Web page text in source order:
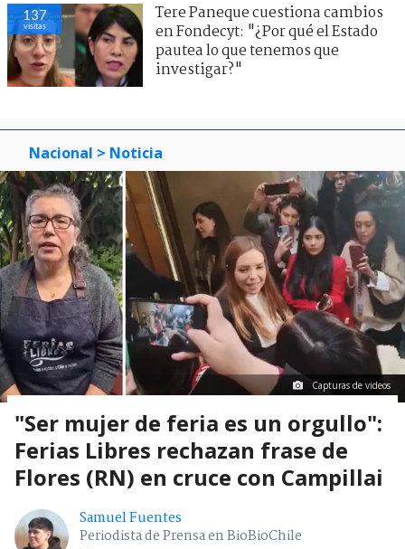
137
visitas
Tere Paneque cuestiona cambios
en Fondecyt: "¿Por qué el Estado
pautea lo que tenemos que
investigar?"
Nacional > Noticia
Capturas de videos
"Ser mujer de feria es un orgullo":
Ferias Libres rechazan frase de
Flores (RN) en cruce con Campillai
Samuel Fuentes
Periodista de Prensa en BioBioChile